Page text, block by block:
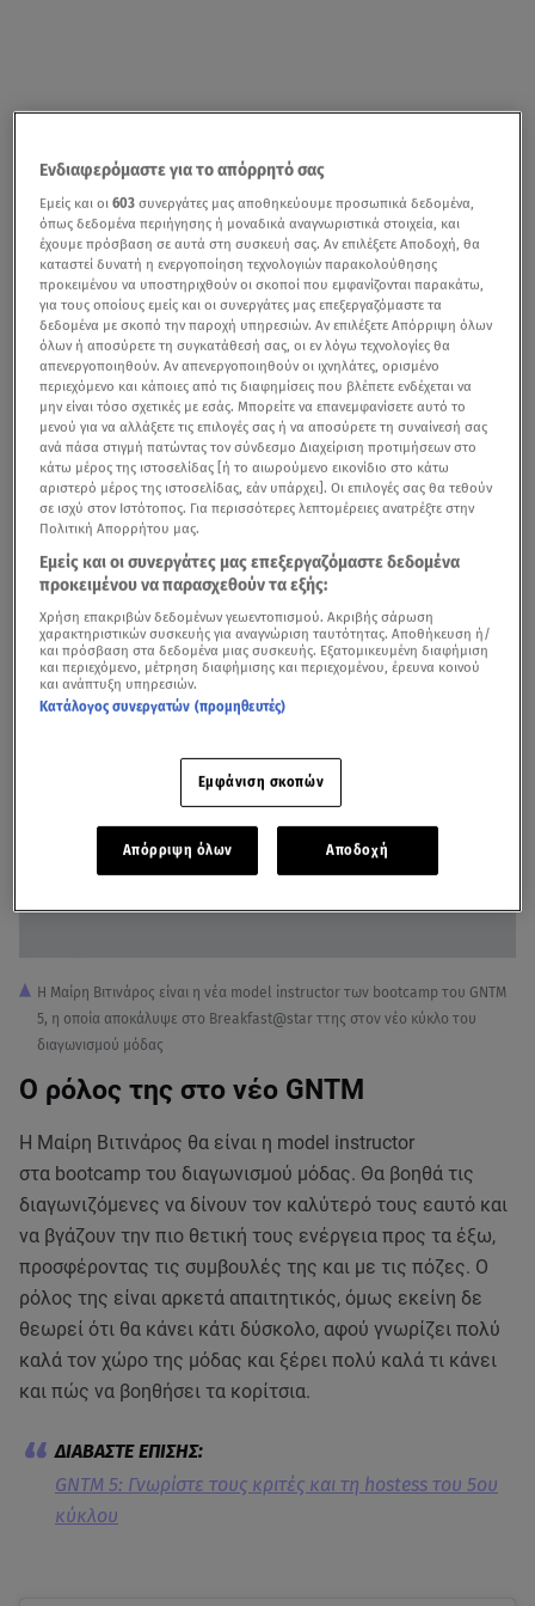
Η Μαίρη Βιτινάρος είναι η νέα model instructor των
bootcamp τουGNTM5. Το νεαρό μοντέλο μίλησε στην
κάμερα τουBreakfast@starκαι αποκάλυψε τον ρόλο
της στον νέο κύκλο του διαγωνισμού μόδας, καθώς και
τη σχέση της με τον χώρο του μόντελινκ!
Σοφία Χατζηπαντελή: Ποια είναι η νέα κριτής του
GNTM
Όπως αποκάλυψε, οι ρίζες της είναι ελληνικές, αφού ο
μπαμπάς της κατάγεται από ένα μικρό χωριό κοντά στην
Καλαμάτα, ενώ δεν έκρυψε το γεγονός ότι είναι πολύ
χαρούμενη που βρίσκεται στην Ελλάδα για το νέο
GNTM.
Η Μαίρη Βιτινάρος είναι η νέα model instructor των bootcamp του GNTM
5, η οποία αποκάλυψε στο Breakfast@star ττης στον νέο κύκλο του
διαγωνισμού μόδας
Ο ρόλος της στο νέο GNTM
Η Μαίρη Βιτινάρος θα είναι η model instructor
στα bootcamp του διαγωνισμού μόδας. Θα βοηθά τις
διαγωνιζόμενες να δίνουν τον καλύτερό τους εαυτό και
να βγάζουν την πιο θετική τους ενέργεια προς τα έξω,
προσφέροντας τις συμβουλές της και με τις πόζες. Ο
ρόλος της είναι αρκετά απαιτητικός, όμως εκείνη δε
θεωρεί ότι θα κάνει κάτι δύσκολο, αφού γνωρίζει πολύ
καλά τον χώρο της μόδας και ξέρει πολύ καλά τι κάνει
και πώς να βοηθήσει τα κορίτσια.
GNTM 5: Γνωρίστε τους κριτές και τη hostess του 5ου
κύκλου
Ενδιαφερόμαστε για το απόρρητό σας
Εμείς και οι603 συνεργάτες μας αποθηκεύουμε προσωπικά δεδομένα,
όπως δεδομένα περιήγησης ή μοναδικά αναγνωριστικά στοιχεία, και
έχουμε πρόσβαση σε αυτά στη συσκευή σας. Αν επιλέξετε Αποδοχή, θα
καταστεί δυνατή η ενεργοποίηση τεχνολογιών παρακολούθησης
προκειμένου να υποστηριχθούν οι σκοποί που εμφανίζονται παρακάτω,
για τους οποίους εμείς και οι συνεργάτες μας επεξεργαζόμαστε τα
δεδομένα με σκοπό την παροχή υπηρεσιών. Αν επιλέξετε Απόρριψη όλων
όλων ή αποσύρετε τη συγκατάθεσή σας, οι εν λόγω τεχνολογίες θα
απενεργοποιηθούν. Αν απενεργοποιηθούν οι ιχνηλάτες, ορισμένο
περιεχόμενο και κάποιες από τις διαφημίσεις που βλέπετε ενδέχεται να
μην είναι τόσο σχετικές με εσάς. Μπορείτε να επανεμφανίσετε αυτό το
μενού για να αλλάξετε τις επιλογές σας ή να αποσύρετε τη συναίνεσή σας
ανά πάσα στιγμή πατώντας τον σύνδεσμο Διαχείριση προτιμήσεων στο
κάτω μέρος της ιστοσελίδας [ή το αιωρούμενο εικονίδιο στο κάτω
αριστερό μέρος της ιστοσελίδας, εάν υπάρχει]. Οι επιλογές σας θα τεθούν
σε ισχύ στον Ιστότοπος. Για περισσότερες λεπτομέρειες ανατρέξτε στην
Πολιτική Απορρήτου μας.
Εμείς και οι συνεργάτες μας επεξεργαζόμαστε δεδομένα
προκειμένου να παρασχεθούν τα εξής:
Χρήση επακριβών δεδομένων γεωεντοπισμού. Ακριβής σάρωση
χαρακτηριστικών συσκευής για αναγνώριση ταυτότητας. Αποθήκευση ή/
και πρόσβαση στα δεδομένα μιας συσκευής. Εξατομικευμένη διαφήμιση
και περιεχόμενο, μέτρηση διαφήμισης και περιεχομένου, έρευνα κοινού
και ανάπτυξη υπηρεσιών.
Κατάλογος συνεργατών (προμηθευτές)
Εμφάνιση σκοπών
Απόρριψη όλων Αποδοχή